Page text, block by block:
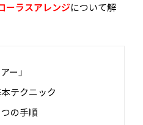
ーラスアレンジについて解
ー」
テクニック
の手順